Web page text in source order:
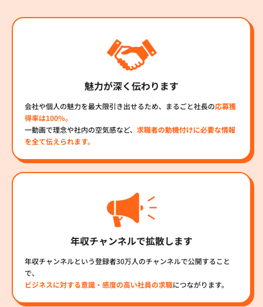
魅力が深く伝わります
会社や個人の魅力を最大限引き出せるため、まるごと社長の応募獲
得率は100%。
一動画で理念や社内の空気感など、 求職者の動機付けに必要な情報
を全て伝えられます。
年収チャンネルで拡散します
年収チャンネルという登録者30万人のチャンネルで公開すること
で、
ビジネスに対する意識・感度の高い社員の求職につながります。